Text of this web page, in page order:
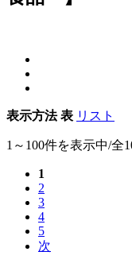
表示方法 表 リスト
1～100件を表示中/全
1
2
3
4
5
次